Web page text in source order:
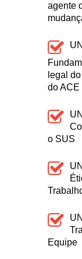
agente
legal
do ACE
o SUS
Equipe